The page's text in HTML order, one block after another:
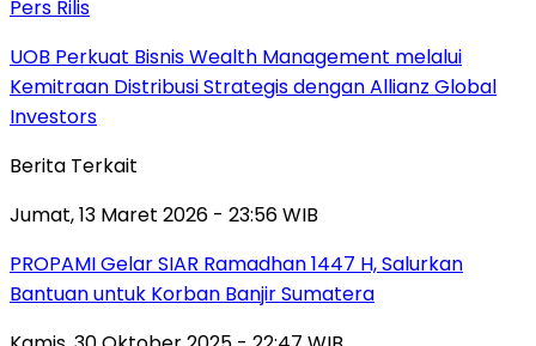
Pers Rilis
UOB Perkuat Bisnis Wealth Management melalui
Kemitraan Distribusi Strategis dengan Allianz Global
Investors
Berita Terkait
Jumat, 13 Maret 2026 - 23:56 WIB
PROPAMI Gelar SIAR Ramadhan 1447 H, Salurkan
Bantuan untuk Korban Banjir Sumatera